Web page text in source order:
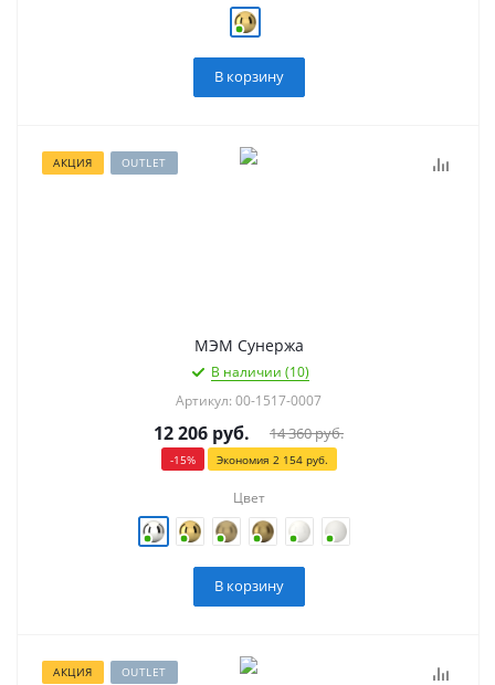
В корзину
АКЦИЯ OUTLET
МЭМ Сунержа
В наличии (10)
Артикул: 00-1517-0007
12 206 руб. 14 360руб.
-15% Экономия 2 154руб.
Цвет
В корзину
АКЦИЯ OUTLET